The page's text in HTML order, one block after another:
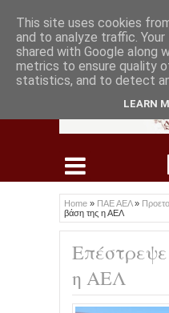
Home » ΠΑΕ ΑΕΛ»
βάση της η ΑΕΛ
η ΑΕΛ
This site uses cookies
and to analyze traffic.
shared with Google along
metrics to ensure quality
statistics, and to detect
LEARN